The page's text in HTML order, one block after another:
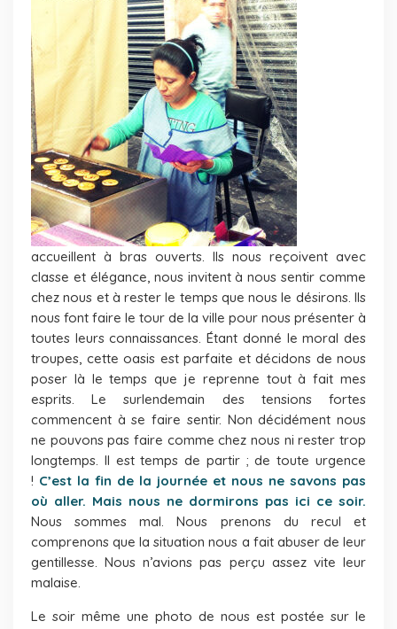
accueillent à bras ouverts. Ils nous reçoivent avec
classe et élégance, nous invitent à nous sentir comme
chez nous et à rester le temps que nous le désirons. Ils
nous font faire le tour de la ville pour nous présenter à
toutes leurs connaissances. Étant donné le moral des
troupes, cette oasis est parfaite et décidons de nous
poser là le temps que je reprenne tout à fait mes
esprits. Le surlendemain des tensions fortes
commencent à se faire sentir. Non décidément nous
ne pouvons pas faire comme chez nous ni rester trop
longtemps. Il est temps de partir ; de toute urgence
! C’est la fin de la journée et nous ne savons pas
où aller. Mais nous ne dormirons pas ici ce soir.
Nous sommes mal. Nous prenons du recul et
comprenons que la situation nous a fait abuser de leur
gentillesse. Nous n’avions pas perçu assez vite leur
malaise.
Le soir même une photo de nous est postée sur le